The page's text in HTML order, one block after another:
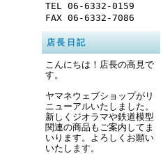
TEL 06-6332-0159
FAX 06-6332-7086
店長日記
こんにちは！店長の高見で
す。
ヤマネウェブショップがリ
ニューアルいたしました。
新しくジオラマや鉄道模型
関連の商品もご案内してま
いります。よろしくお願い
いたします。